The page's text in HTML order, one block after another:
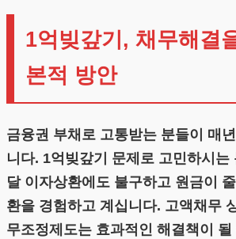
1억빚갚기, 채무해결
본적 방안
금융권 부채로 고통받는 분들이 매
니다. 1억빚갚기 문제로 고민하시는
달 이자상환에도 불구하고 원금이
환을 경험하고 계십니다. 고액채무
무조정제도는 효과적인 해결책이